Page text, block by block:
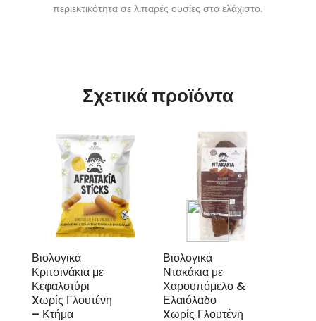
περιεκτικότητα σε λιπαρές ουσίες στο ελάχιστο.
Σχετικά προϊόντα
Βιολογικά
Κριτσινάκια με
Κεφαλοτύρι
Xωρίς Γλουτένη
– Κτήμα
Βιολογικά
Ντακάκια με
Χαρουπόμελο &
Ελαιόλαδο
Xωρίς Γλουτένη